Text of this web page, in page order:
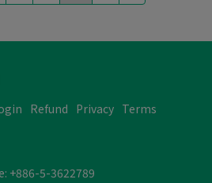
Refund Privacy Terms
+886-5-3622789